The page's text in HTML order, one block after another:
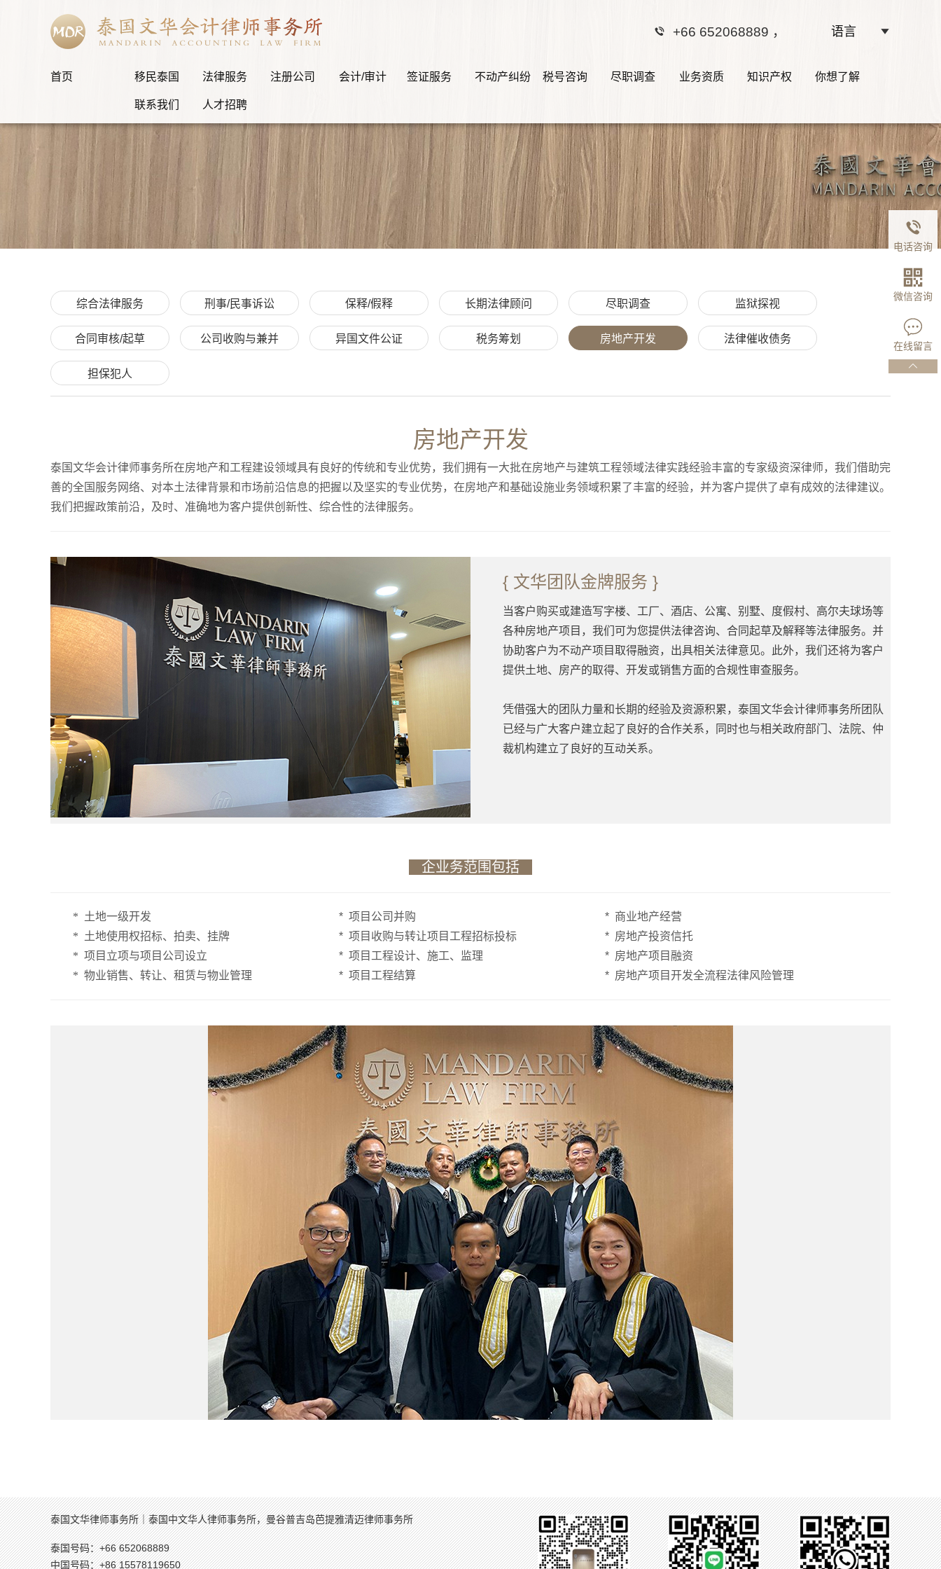
语言
+66 652068889 ，
首页 移民泰国 法律服务 注册公司 会计/审计 签证服务 不动产纠纷 税号咨询 尽职调查 业务资质 知识产权 你想了解
联系我们 人才招聘
综合法律服务 刑事/民事诉讼 保释/假释 长期法律顾问 尽职调查 监狱探视
合同审核/起草 公司收购与兼并 异国文件公证 税务筹划 房地产开发 法律催收债务
担保犯人
房地产开发
泰国文华会计律师事务所在房地产和工程建设领域具有良好的传统和专业优势，我们拥有一大批在房地产与建筑工程领域法律实践经验丰富的专家级资深律师，我们借助完
善的全国服务网络、对本土法律背景和市场前沿信息的把握以及坚实的专业优势，在房地产和基础设施业务领域积累了丰富的经验，并为客户提供了卓有成效的法律建议。
我们把握政策前沿，及时、准确地为客户提供创新性、综合性的法律服务。
{ 文华团队金牌服务 }
当客户购买或建造写字楼、工厂、酒店、公寓、别墅、度假村、高尔夫球场等
各种房地产项目，我们可为您提供法律咨询、合同起草及解释等法律服务。并
协助客户为不动产项目取得融资，出具相关法律意见。此外，我们还将为客户
提供土地、房产的取得、开发或销售方面的合规性审查服务。
凭借强大的团队力量和长期的经验及资源积累，泰国文华会计律师事务所团队
已经与广大客户建立起了良好的合作关系，同时也与相关政府部门、法院、仲
裁机构建立了良好的互动关系。
企业务范围包括
* 土地一级开发
* 土地使用权招标、拍卖、挂牌
* 项目立项与项目公司设立
* 物业销售、转让、租赁与物业管理
* 项目公司并购
* 项目收购与转让项目工程招标投标
* 项目工程设计、施工、监理
* 项目工程结算
* 商业地产经营
* 房地产投资信托
* 房地产项目融资
* 房地产项目开发全流程法律风险管理
泰国文华律师事务所｜泰国中文华人律师事务所，曼谷普吉岛芭提雅清迈律师事务所
泰国号码：+66 652068889
中国号码：+86 15578119650
电话咨询
微信咨询
在线留言